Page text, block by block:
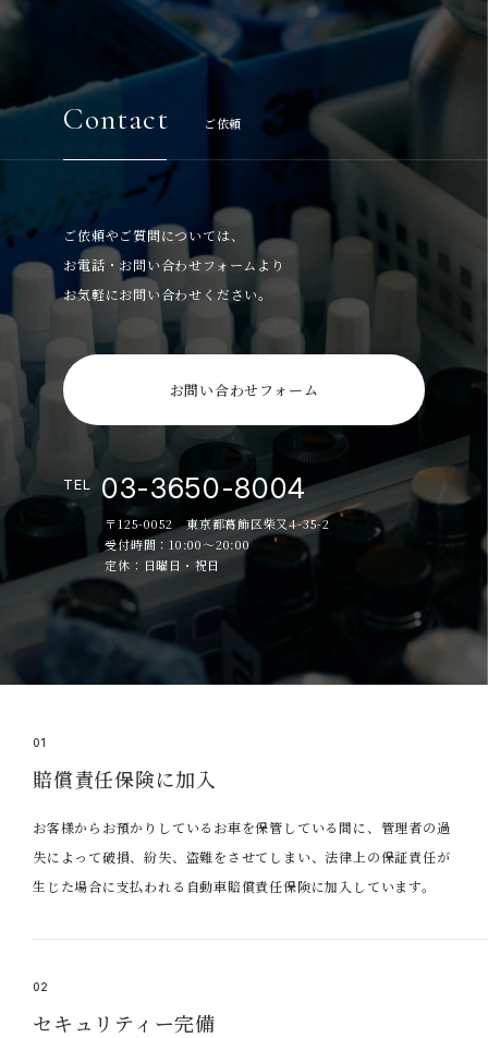
Contact ご依頼
ご依頼やご質問については、
お電話・お問い合わせフォームより
お気軽にお問い合わせください。
お問い合わせフォーム
TEL 03-3650-8004
〒125-0052 東京都葛飾区柴又4-35-2
受付時間：10:00～20:00
定休：日曜日・祝日
01
賠償責任保険に加入
お客様からお預かりしているお車を保管している間に、管理者の過
失によって破損、紛失、盗難をさせてしまい、法律上の保証責任が
生じた場合に支払われる自動車賠償責任保険に加入しています。
02
セキュリティー完備